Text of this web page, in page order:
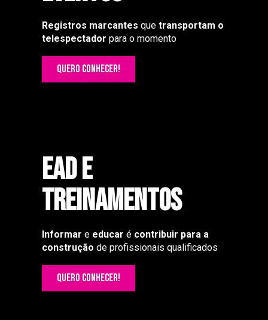
Registros marcantes que transportam o
telespectador para o momento
QUERO CONHECER!
Ead e
TREINAMENTOS
Informar e educar é contribuir para a
construção de profissionais qualificados
QUERO CONHECER!